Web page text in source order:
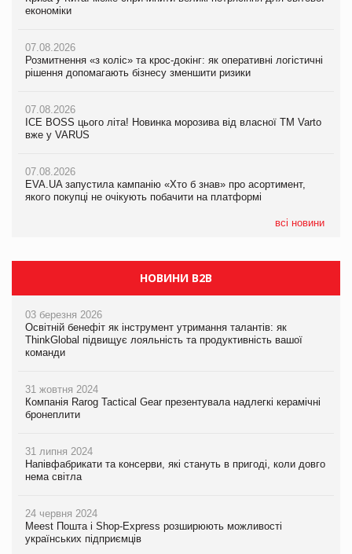
економіки
07.08.2026
Розмитнення «з коліс» та крос-докінг: як оперативні логістичні
рішення допомагають бізнесу зменшити ризики
07.08.2026
ICE BOSS цього літа! Новинка морозива від власної ТМ Varto
вже у VARUS
07.08.2026
EVA.UA запустила кампанію «Хто б знав» про асортимент,
якого покупці не очікують побачити на платформі
всі новини
ICE BOSS цього літа! Новинка морозива від власної ТМ Varto
07.08.2026
EVA.UA запустила кампанію «Хто б знав» про асортимент,
06.08.2026
Смачна новинка для хвостатих: у VARUS з’явилися паучі
05.08.2026
Мережа супермаркетів VARUS купує мережу магазинів
економіки
07.08.2026
Kraft Heinz скоротила збиток у першому півріччі
Продажі Hugo Boss впали на 9%
НОВИНИ B2B
03 березня 2026
Освітній бенефіт як інструмент утримання талантів: як
ThinkGlobal підвищує лояльність та продуктивність вашої
команди
31 жовтня 2024
Компанія Rarog Tactical Gear презентувала надлегкі керамічні
бронеплити
31 липня 2024
Напівфабрикати та консерви, які стануть в пригоді, коли довго
нема світла
24 червня 2024
Meest Пошта і Shop-Express розширюють можливості
українських підприємців